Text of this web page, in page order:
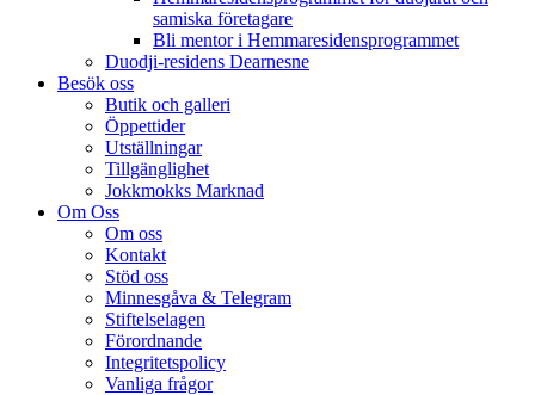
samiska företagare​
Bli mentor i Hemmaresidensprogrammet
Duodji-residens Dearnesne
Besök oss
Butik och galleri
Öppettider
Utställningar
Tillgänglighet
Jokkmokks Marknad
Om Oss
Om oss
Kontakt
Stöd oss
Minnesgåva & Telegram
Stiftelselagen
Förordnande
Integritetspolicy
Vanliga frågor